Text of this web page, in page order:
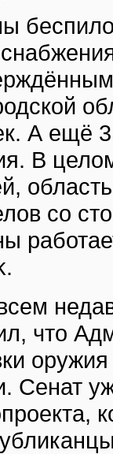
А ещё
В
со
что
Сенат